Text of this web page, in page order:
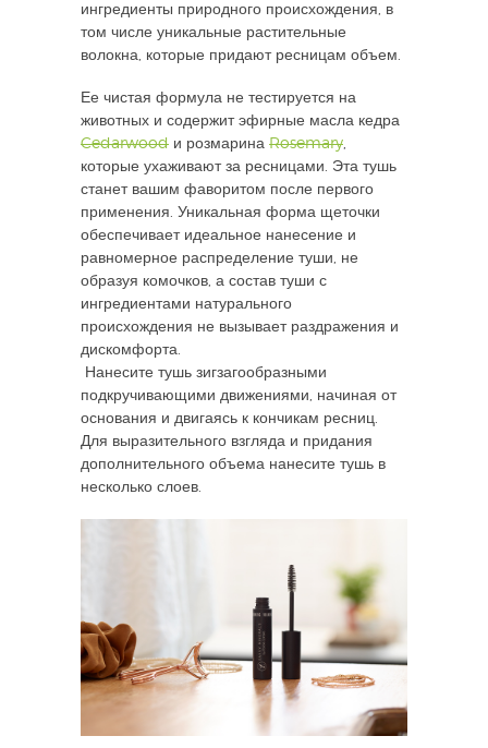
ингредиенты природного происхождения, в
том числе уникальные растительные
волокна, которые придают ресницам объем.
Ее чистая формула не тестируется на
животных и содержит эфирные масла кедра
Cedarwood и розмарина Rosemary
которые ухаживают за ресницами. Эта тушь
станет вашим фаворитом после первого
применения. Уникальная форма щеточки
обеспечивает идеальное нанесение и
равномерное распределение туши, не
образуя комочков, а состав туши с
ингредиентами натурального
происхождения не вызывает раздражения и
дискомфорта.
​ Нанесите тушь зигзагообразными
подкручивающими движениями, начиная от
основания и двигаясь к кончикам ресниц.
Для выразительного взгляда и придания
дополнительного объема нанесите тушь в
несколько слоев.